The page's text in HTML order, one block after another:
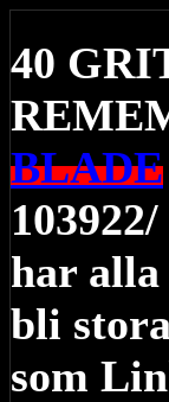
40
BLADE
103922/
har
bli
som